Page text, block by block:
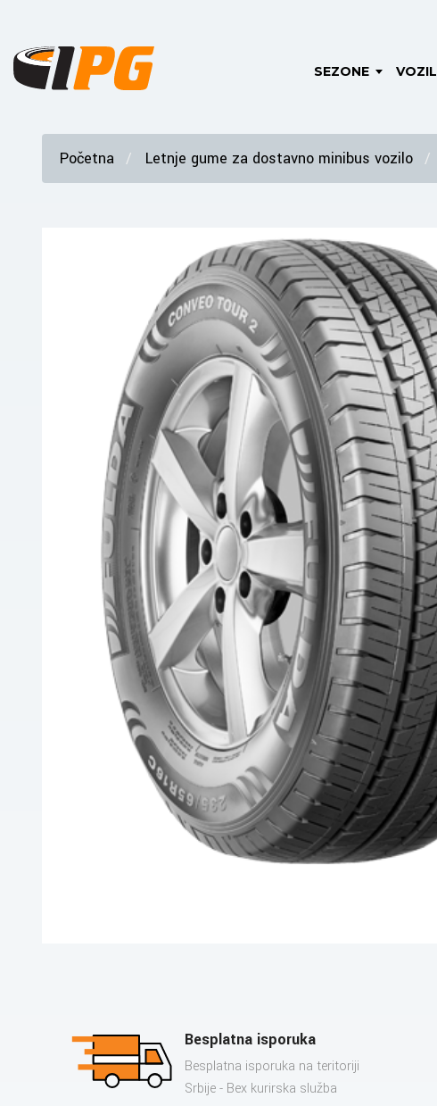
SEZONE
Početna Letnje gume za dostavno minibus vozilo
Besplatna isporuka
Besplatna isporuka na teritoriji
Srbije - Bex kurirska služba